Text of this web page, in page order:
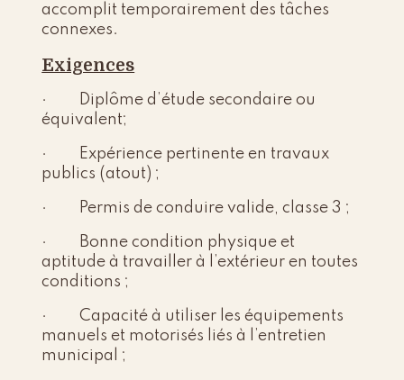
accomplit temporairement des tâches
connexes.
Exigences
· Diplôme d’étude secondaire ou
équivalent;
· Expérience pertinente en travaux
publics (atout) ;
· Permis de conduire valide, classe 3 ;
· Bonne condition physique et
aptitude à travailler à l’extérieur en toutes
conditions ;
· Capacité à utiliser les équipements
manuels et motorisés liés à l’entretien
municipal ;